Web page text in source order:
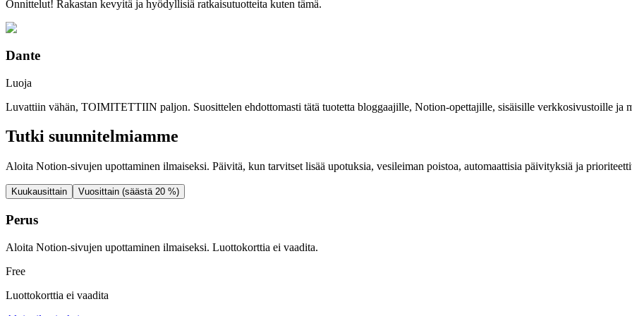
Onnittelut! Rakastan kevyitä ja hyödyllisiä ratkaisutuotteita kuten tämä.
Dante
Luoja
Luvattiin vähän, TOIMITETTIIN paljon. Suosittelen ehdottomasti tätä tuotetta bloggaajille, Notion-opettajille, sisäisille verkkosivustoille ja
Tutki suunnitelmiamme
Aloita Notion-sivujen upottaminen ilmaiseksi. Päivitä, kun tarvitset lisää upotuksia, vesileiman poistoa, automaattisia päivityksiä ja
Kuukausittain Vuosittain (säästä 20 %)
Perus
Aloita Notion-sivujen upottaminen ilmaiseksi. Luottokorttia ei vaadita.
Free
Luottokorttia ei vaadita